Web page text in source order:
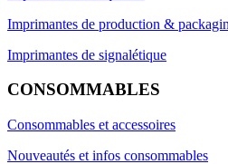
Imprimantes de production &
Imprimantes de signalétique
CONSOMMABLES
Consommables et accessoires
Nouveautés et infos consommables